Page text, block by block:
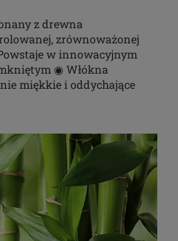
z drewna
zrównoważonej
w innowacyjnym
◉ Włókna
miękkie i oddychające